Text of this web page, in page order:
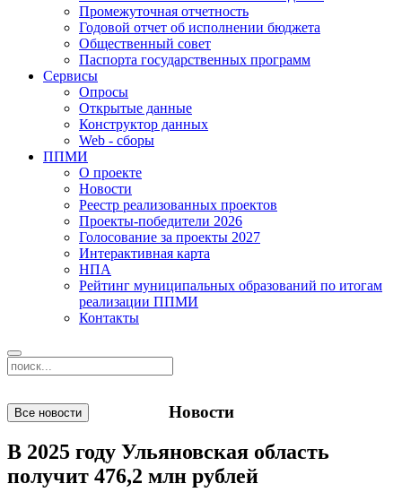
Промежуточная отчетность
Годовой отчет об исполнении бюджета
Общественный совет
Паспорта государственных программ
Сервисы
Опросы
Открытые данные
Конструктор данных
Web - сборы
ППМИ
О проекте
Новости
Реестр реализованных проектов
Проекты-победители 2026
Голосование за проекты 2027
Интерактивная карта
НПА
Рейтинг муниципальных образований по итогам
реализации ППМИ
Контакты
Новости
Все новости
В 2025 году Ульяновская область
получит 476,2 млн рублей